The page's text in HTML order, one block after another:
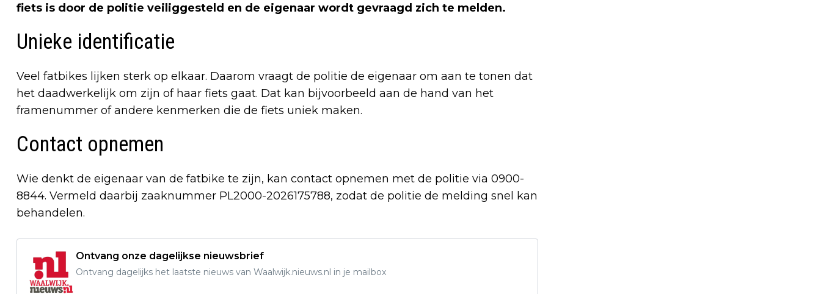
fiets is door de politie veiliggesteld en de eigenaar wordt gevraagd zich te melden.
Unieke identificatie
Veel fatbikes lijken sterk op elkaar. Daarom vraagt de politie de eigenaar om aan te tonen dat
het daadwerkelijk om zijn of haar fiets gaat. Dat kan bijvoorbeeld aan de hand van het
framenummer of andere kenmerken die de fiets uniek maken.
Contact opnemen
Wie denkt de eigenaar van de fatbike te zijn, kan contact opnemen met de politie via 0900-
8844. Vermeld daarbij zaaknummer PL2000-2026175788, zodat de politie de melding snel kan
behandelen.
Ontvang onze dagelijkse nieuwsbrief
Ontvang dagelijks het laatste nieuws van Waalwijk.nieuws.nl in je mailbox